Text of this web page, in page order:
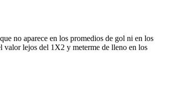
no aparece en los promedios de gol ni en los
valor lejos del 1X2 y meterme de lleno en los